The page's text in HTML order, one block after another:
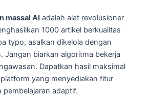
massal AI adalah alat revolusioner
1000 artikel berkualitas
typo, asalkan dikelola dengan
Jangan biarkan algoritma bekerja
Dapatkan hasil maksimal
yang menyediakan fitur
pembelajaran adaptif.